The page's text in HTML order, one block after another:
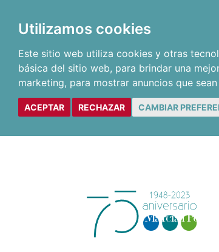
Utilizamos cookies
Este sitio web utiliza cookies y otras
básica del sitio web, para brindar una
marketing, para mostrar anuncios que
ACEPTAR RECHAZAR CAMBIAR